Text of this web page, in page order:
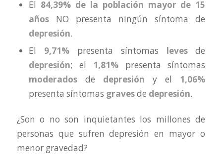
El 84,39% de la población mayor de 15
añosNO presenta ningún síntoma de
depresión.
El 9,71%presenta síntomas levesde
depresión; el 1,81%presenta síntomas
moderadosde depresión y el 1,06%
presenta síntomas gravesde depresión.
¿Son o no son inquietantes los millones de
personas que sufren depresión en mayor o
menor gravedad?